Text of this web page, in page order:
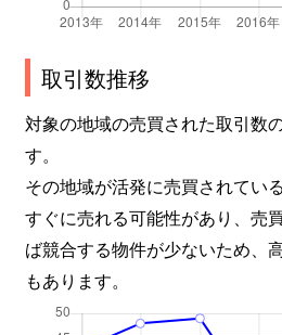
取引数推移
対象の地域の売買された取引数
す。
その地域が活発に売買されてい
すぐに売れる可能性があり、売
ば競合する物件が少ないため、
もあります。